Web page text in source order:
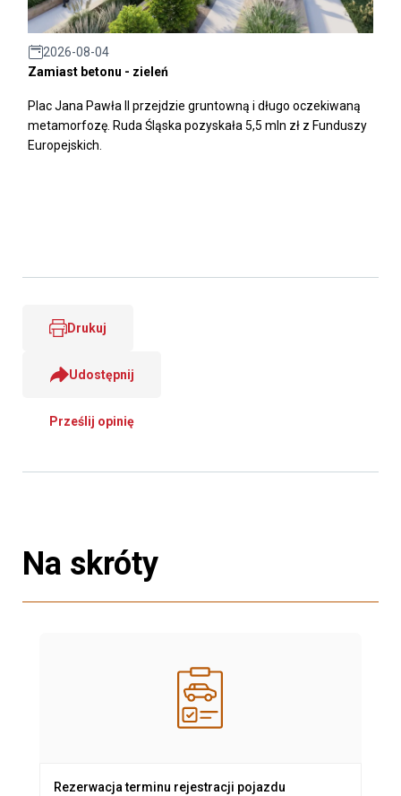
2026-08-04
Zamiast betonu - zieleń
Plac Jana Pawła II przejdzie gruntowną i długo oczekiwaną
metamorfozę. Ruda Śląska pozyskała 5,5 mln zł z Funduszy
Europejskich.
Drukuj
Udostępnij
Prześlij opinię
Na skróty
Rezerwacja terminu rejestracji pojazdu